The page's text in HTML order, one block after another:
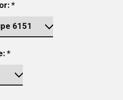
*
*